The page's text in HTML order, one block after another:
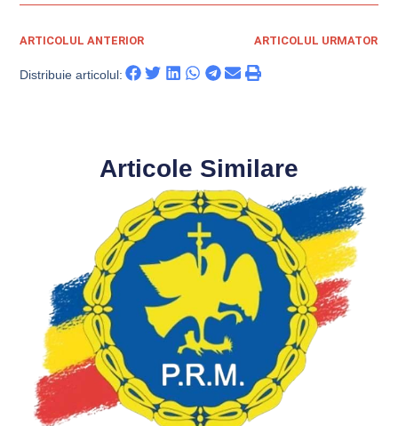
ARTICOLUL ANTERIOR ARTICOLUL URMATOR
Distribuie articolul:
Articole Similare